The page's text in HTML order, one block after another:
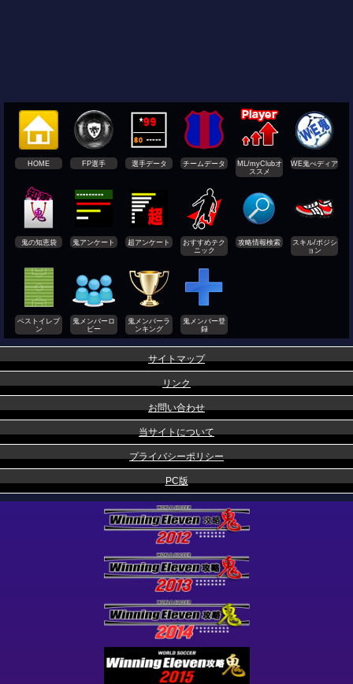
HOME FP選手 選手データ チームデータ
ML/myClubオ
ススメ
WE鬼ぺディア
鬼の知恵袋 鬼アンケート 超アンケート
おすすめテク
ニック
攻略情報検索
スキル/ポジシ
ョン
ベストイレブ
ン
鬼メンバーロ
ビー
鬼メンバーラ
ンキング
鬼メンバー登
録
サイトマップ
リンク
お問い合わせ
当サイトについて
プライバシーポリシー
PC版